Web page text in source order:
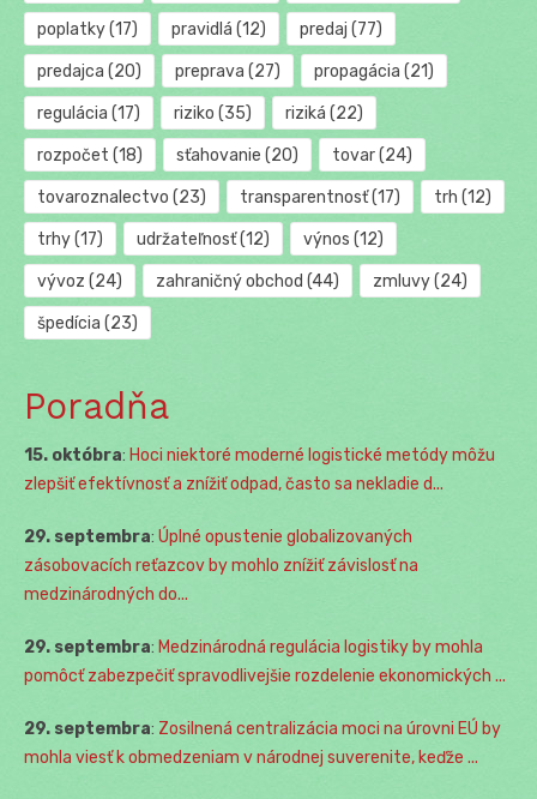
poplatky(17) pravidlá (12) predaj (77)
predajca (20) preprava (27) propagácia (21)
regulácia (17) riziko (35) riziká (22)
rozpočet (18) sťahovanie (20) tovar(24)
tovaroznalectvo (23) transparentnosť(17) trh (12)
trhy(17) udržateľnosť(12) výnos (12)
vývoz (24) zahraničný obchod (44) zmluvy(24)
špedícia (23)
Poradňa
15. októbra: Hoci niektoré moderné logistické metódy môžu
zlepšiť efektívnosť a znížiť odpad, často sa nekladie d...
29. septembra: Úplné opustenie globalizovaných
zásobovacích reťazcov by mohlo znížiť závislosť na
medzinárodných do...
29. septembra: Medzinárodná regulácia logistiky by mohla
pomôcť zabezpečiť spravodlivejšie rozdelenie ekonomických ...
29. septembra: Zosilnená centralizácia moci na úrovni EÚ by
mohla viesť k obmedzeniam v národnej suverenite, keďže ...